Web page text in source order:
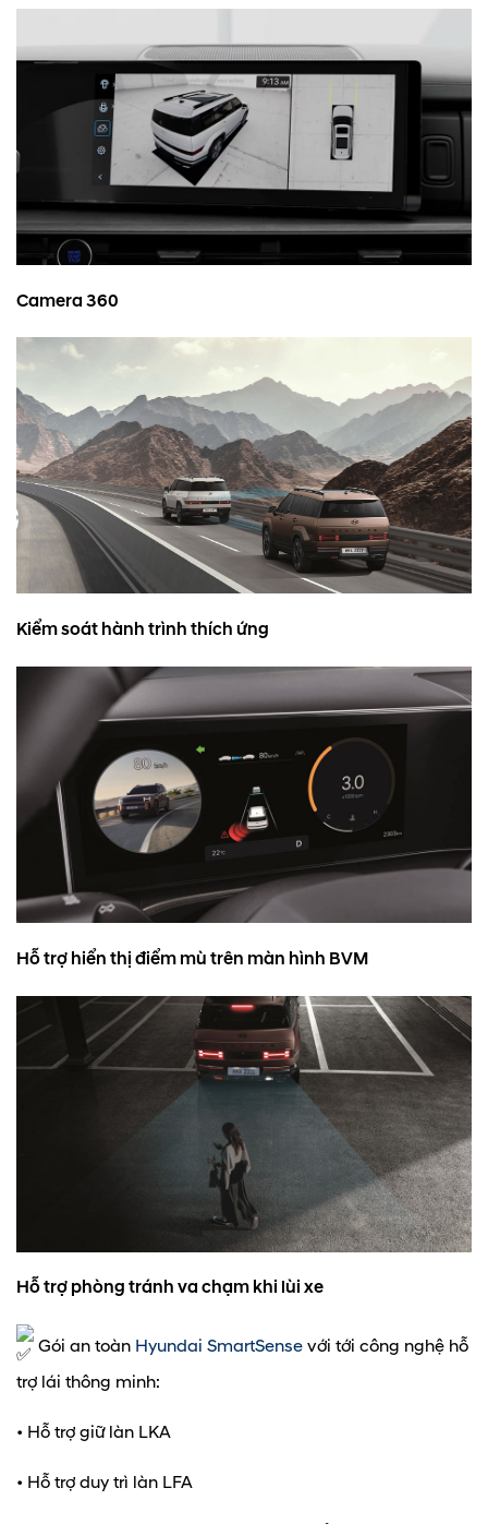
Camera 360
Kiểm soát hành trình thích ứng
Hỗ trợ hiển thị điểm mù trên màn hình BVM
Hỗ trợ phòng tránh va chạm khi lùi xe
Gói an toàn Hyundai SmartSense với tới công nghệ hỗ
trợ lái thông minh:
• Hỗ trợ giữ làn LKA
• Hỗ trợ duy trì làn LFA